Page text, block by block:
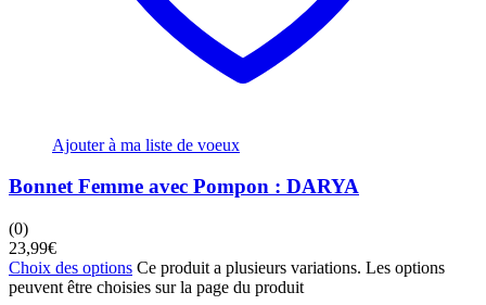
Ajouter à ma liste de voeux
Bonnet Femme avec Pompon : DARYA
(0)
23,99€
Choix des options Ce produit a plusieurs variations. Les options
peuvent être choisies sur la page du produit